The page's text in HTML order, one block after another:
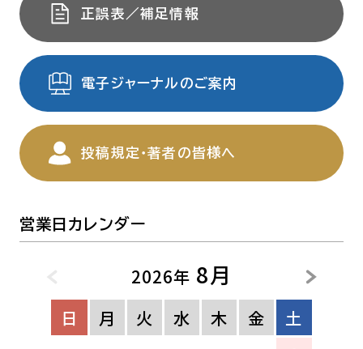
正誤表／補足情報
電子ジャーナルのご案内
投稿規定・著者の皆様へ
営業日カレンダー
2026年 8月
日 月 火 水 木 金
土